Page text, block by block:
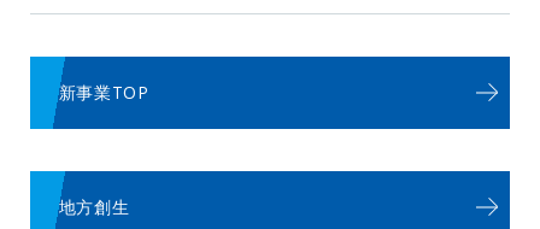
新事業TOP
地方創生